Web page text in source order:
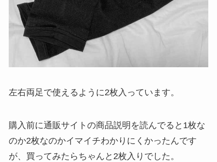
左右両足で使えるように2枚入っています。
購入前に通販サイトの商品説明を読んでると1枚な
のか2枚なのかイマイチわかりにくかったんです
が、買ってみたらちゃんと2枚入りでした。